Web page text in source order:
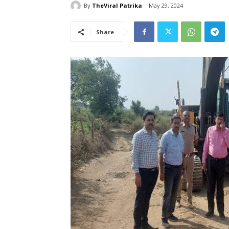
By TheViral Patrika May 29, 2024
Share